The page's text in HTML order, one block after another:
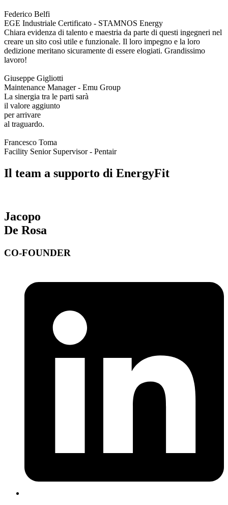
Federico Belfi
EGE Industriale Certificato - STAMNOS Energy
Chiara evidenza di talento e maestria da parte di questi ingegneri nel
creare un sito così utile e funzionale. Il loro impegno e la loro
dedizione meritano sicuramente di essere elogiati. Grandissimo
lavoro!
Giuseppe Gigliotti
Maintenance Manager - Emu Group
La sinergia tra le parti sarà
il valore aggiunto
per arrivare
al traguardo.
Francesco Toma
Facility Senior Supervisor - Pentair
Il team a supporto di EnergyFit
Jacopo
De Rosa
CO-FOUNDER